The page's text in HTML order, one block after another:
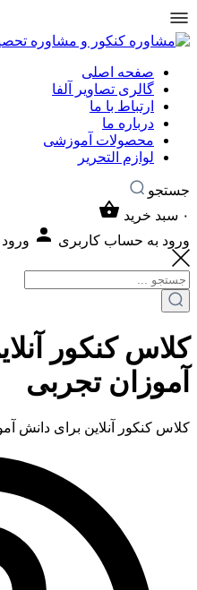
صفحه اصلی
گالری تصاویر آلفا
ارتباط با ما
درباره ما
محصولات آموزشی
لوازم التحریر
جستجو
۰ سبد خرید
ورود به حساب کاربری
کلاس کنکور
آموزان تجربی
کلاس کنکور آنلاین برای دانش